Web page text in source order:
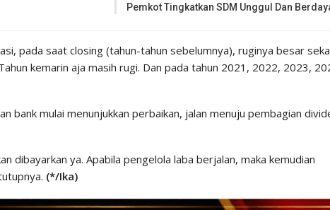
Pemkot Tingkatkan SDM Unggul Dan
pada saat closing (tahun-tahun sebelumnya), ruginya besar
kemarin aja masih rugi. Dan pada tahun 2021, 2022, 2023,
bank mulai menunjukkan perbaikan, jalan menuju pembagian
dibayarkan ya. Apabila pengelola laba berjalan, maka kemudian
(*/Ika)